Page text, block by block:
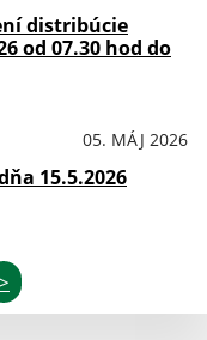
distribúcie
od 07.30 hod do
05. MÁJ 2026
15.5.2026